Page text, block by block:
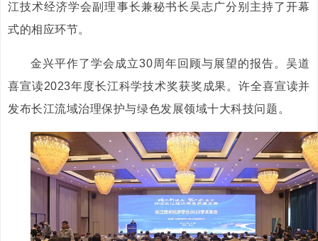
江技术经济学会副理事长兼秘书长吴志广分别主持了开幕
式的相应环节。
金兴平作了学会成立30周年回顾与展望的报告。吴道
喜宣读2023年度长江科学技术奖获奖成果。许全喜宣读并
发布长江流域治理保护与绿色发展领域十大科技问题。